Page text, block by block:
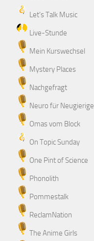
Let's Talk Music
Live-Stunde
Mein Kurswechsel
Mystery Places
Nachgefragt
Neuro für Neugierige
Omas vom Block
On Topic Sunday
One Pint of Science
Phonolith
Pommestalk
ReclamNation
The Anime Girls